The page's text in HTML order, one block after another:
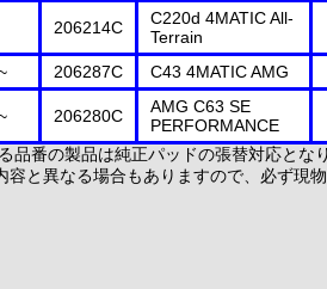
206214C
C220d 4MATIC All-
Terrain
206287C C43 4MATIC AMG
206280C
AMG C63 SE
PERFORMANCE
品番の製品は純正パッドの張替対応とな
容と異なる場合もありますので、必ず現